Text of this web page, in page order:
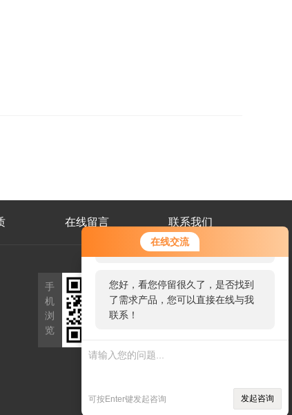
在线交流
您好！欢迎前来咨询，很高兴为您
服务，请问您要咨询什么问题呢？
您好，看您停留很久了，是否找到
了需求产品，您可以直接在线与我
联系！
可按Enter键发起咨询 发起咨询
在线留言 联系我们
手
机
浏
览
公
众
号